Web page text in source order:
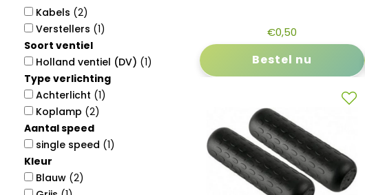
Kabels (2)
Verstellers (1)
Soort ventiel
Holland ventiel (DV) (1)
Type verlichting
Achterlicht (1)
Koplamp (2)
Aantal speed
single speed (1)
Kleur
Blauw (2)
€0,50
Bestel nu